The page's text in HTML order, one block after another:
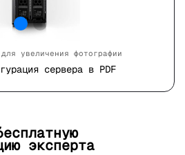
увеличения фотографии
сервера в PDF
эксперта